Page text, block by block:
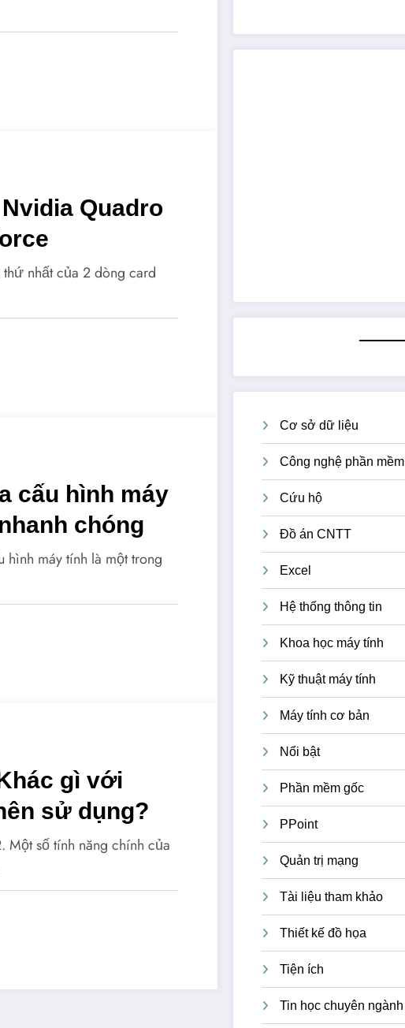
Quadro
nhất của 2 dòng card
cấu hình máy
chóng
hình máy tính là một trong
gì với
sử dụng?
Một số tính năng chính của
Cơ sở dữ liệu
Công nghệ phần mềm
Cứu hộ
Đồ án CNTT
Excel
Hệ thống thông tin
Khoa học máy tính
Kỹ thuật máy tính
Máy tính cơ bản
Nổi bật
Phần mềm gốc
PPoint
Quản trị mạng
Tài liệu tham khảo
Thiết kế đồ họa
Tiện ích
Tin học chuyên ngành